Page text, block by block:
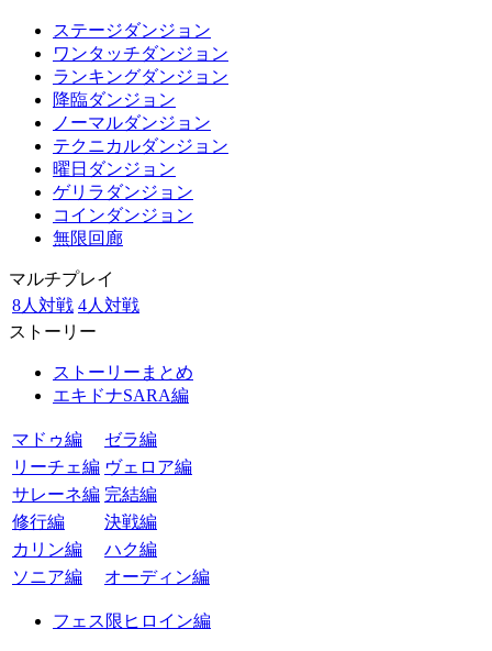
ステージダンジョン
ワンタッチダンジョン
ランキングダンジョン
降臨ダンジョン
ノーマルダンジョン
テクニカルダンジョン
曜日ダンジョン
ゲリラダンジョン
コインダンジョン
無限回廊
マルチプレイ
8人対戦 4人対戦
ストーリー
ストーリーまとめ
エキドナSARA編
マドゥ編
ゼラ編
リーチェ編 ヴェロア編
サレーネ編 完結編
修行編
決戦編
カリン編
ハク編
ソニア編
オーディン編
フェス限ヒロイン編